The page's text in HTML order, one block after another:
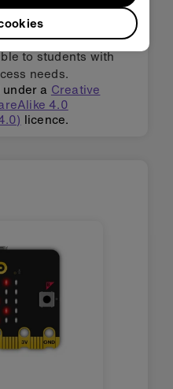
explore our
tips for making the
to students with
needs.
a Creative
4.0
licence.